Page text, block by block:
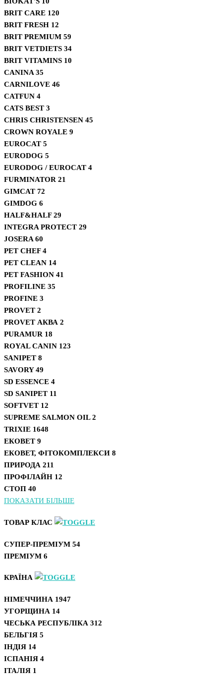
BRIT CARE 120
BRIT FRESH 12
BRIT PREMIUM 59
BRIT VETDIETS 34
BRIT VITAMINS 10
CANINA 35
CARNILOVE 46
CATFUN 4
CATS BEST 3
CHRIS CHRISTENSEN 45
CROWN ROYALE 9
EUROCAT 5
EURODOG 5
EURODOG / EUROCAT 4
FURMINATOR 21
GIMCAT 72
GIMDOG 6
HALF&HALF29
INTEGRA PROTECT 29
JOSERA 60
PET CHEF4
PET CLEAN 14
PET FASHION 41
PROFILINE 35
PROFINE 3
PROVET 2
PROVET АКВА 2
PURAMUR 18
ROYAL CANIN 123
SANIPET 8
SAVORY49
SD ESSENCE 4
SD SANIPET 11
SOFTVET 12
SUPREME SALMON OIL2
TRIXIE 1648
ЕКОВЕТ 9
ЕКОВЕТ, ФІТОКОМПЛЕКСИ 8
ПРИРОДА 211
ПРОФІЛАЙН 12
СТОП 40
ПОКАЗАТИ БІЛЬШЕ
ТОВАР КЛАС
СУПЕР-ПРЕМІУМ 54
ПРЕМІУМ 6
КРАЇНА
НІМЕЧЧИНА 1947
УГОРЩИНА 14
ЧЕСЬКА РЕСПУБЛІКА 312
БЕЛЬГІЯ 5
ІНДІЯ 14
ІСПАНІЯ 4
ІТАЛІЯ 1